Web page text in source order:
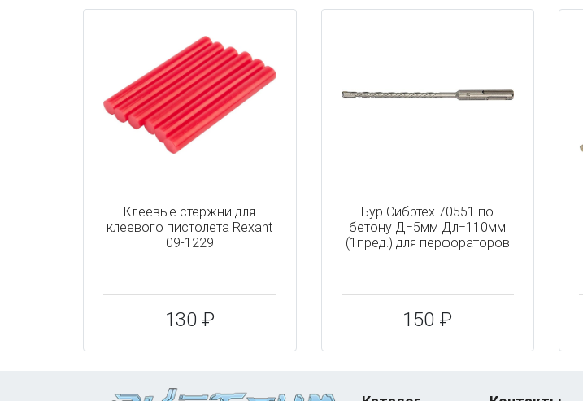
Клеевые стержни для
клеевого пистолета Rexant
09-1229
130 ₽
Бур Сибртех 70551 по
бетону Д=5мм Дл=110мм
(1пред.) для перфораторов
150 ₽